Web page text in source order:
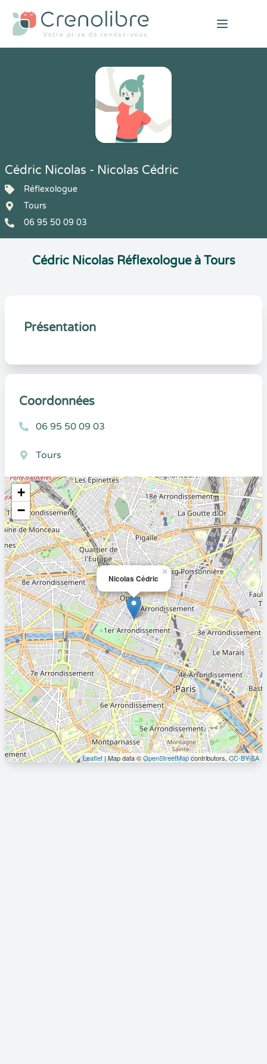
Open
Cédric Nicolas - Nicolas Cédric
Réflexologue
Tours
06 95 50 09 03
Cédric Nicolas Réflexologue à Tours
Présentation
Coordonnées
06 95 50 09 03
Tours
Nicolas Cédric
×
+
−
Leaflet| Map data ©OpenStreetMapcontributors, CC-BY-SA